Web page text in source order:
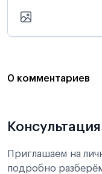
0 комментариев
Приглашаем на
подробно